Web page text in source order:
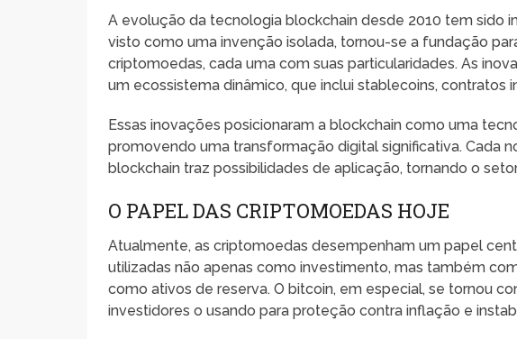
A evolução da tecnologia blockchain desde 2010 tem sido
visto como uma invenção isolada, tornou-se a fundação
criptomoedas, cada uma com suas particularidades. As
um ecossistema dinâmico, que inclui stablecoins, contratos
Essas inovações posicionaram a blockchain como uma
promovendo uma transformação digital significativa. Cada
blockchain traz possibilidades de aplicação, tornando o
O PAPEL DAS CRIPTOMOEDAS HOJE
Atualmente, as criptomoedas desempenham um papel
utilizadas não apenas como investimento, mas também
como ativos de reserva. O bitcoin, em especial, se tornou
investidores o usando para proteção contra inflação e